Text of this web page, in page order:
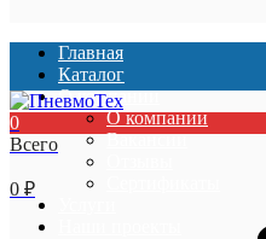
Главная
Каталог
О компании
О компании
Вакансии
0
Всего
0 ₽